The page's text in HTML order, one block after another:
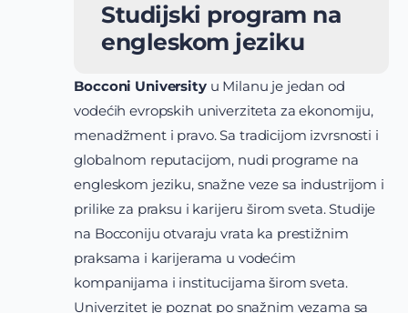
Studijski program na
engleskom jeziku
Bocconi Universityu Milanu je jedan od
vodećih evropskih univerziteta za ekonomiju,
menadžment i pravo. Sa tradicijom izvrsnosti i
globalnom reputacijom, nudi programe na
engleskom jeziku, snažne veze sa industrijom i
prilike za praksu i karijeru širom sveta. Studije
na Bocconiju otvaraju vrata ka prestižnim
praksama i karijerama u vodećim
kompanijama i institucijama širom sveta.
Univerzitet je poznat po snažnim vezama sa